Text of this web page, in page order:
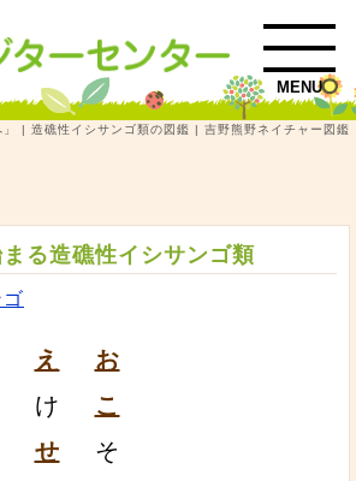
MENU
| 造礁性イシサンゴ類の図鑑 | 吉野熊野ネイチャー図鑑
まる造礁性イシサンゴ類
え
お
け
こ
せ
そ